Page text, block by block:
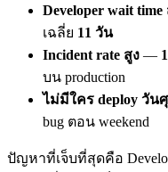
Developer wait time
เฉลี่ย 11 วัน
Incident rate สูง —
บน production
ไม่มีใคร deploy วัน
bug ตอน weekend
ปัญหาที่เจ็บที่สุดคือ